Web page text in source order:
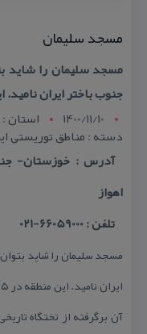
مسجد سلیمان
مسجد سلیمان را شاید
جنوب باختر ایران نامید. این منطقه در
1400/11/10
استان
دسته : مناطق توریستی
اهواز
تلفن : 66059000-021
مسجد سلیمان را شاید
آن برگرفته از تختگاه